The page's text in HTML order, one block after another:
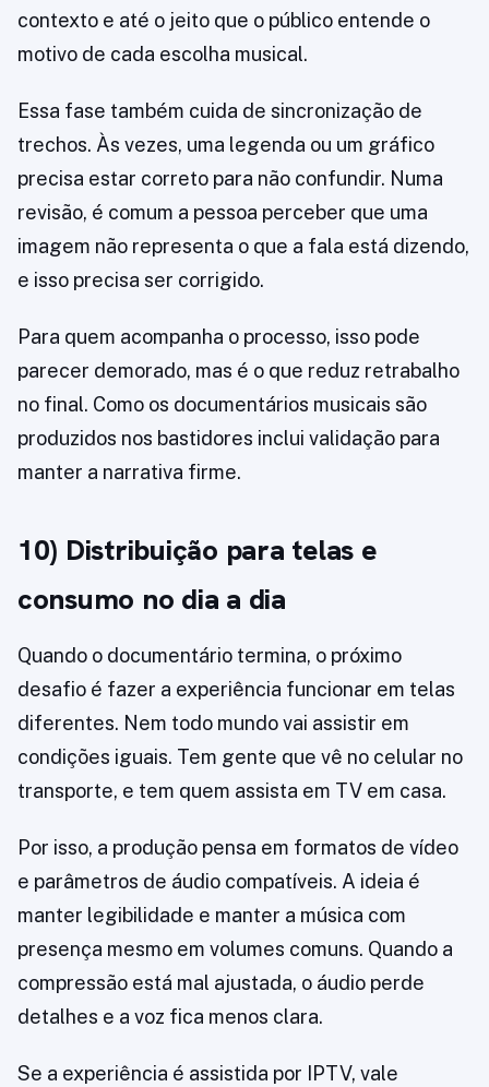
contexto e até o jeito que o público entende o
motivo de cada escolha musical.
Essa fase também cuida de sincronização de
trechos. Às vezes, uma legenda ou um gráfico
precisa estar correto para não confundir. Numa
revisão, é comum a pessoa perceber que uma
imagem não representa o que a fala está dizendo,
e isso precisa ser corrigido.
Para quem acompanha o processo, isso pode
parecer demorado, mas é o que reduz retrabalho
no final. Como os documentários musicais são
produzidos nos bastidores inclui validação para
manter a narrativa firme.
10) Distribuição para telas e
consumo no dia a dia
Quando o documentário termina, o próximo
desafio é fazer a experiência funcionar em telas
diferentes. Nem todo mundo vai assistir em
condições iguais. Tem gente que vê no celular no
transporte, e tem quem assista em TV em casa.
Por isso, a produção pensa em formatos de vídeo
e parâmetros de áudio compatíveis. A ideia é
manter legibilidade e manter a música com
presença mesmo em volumes comuns. Quando a
compressão está mal ajustada, o áudio perde
detalhes e a voz fica menos clara.
Se a experiência é assistida por IPTV, vale